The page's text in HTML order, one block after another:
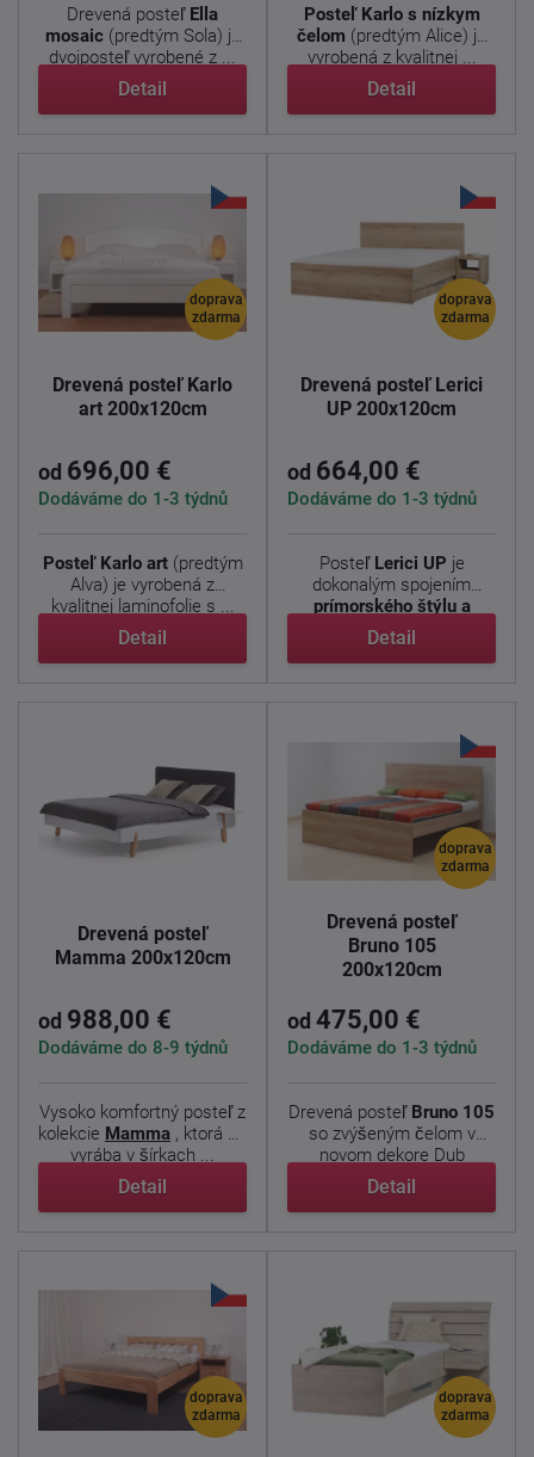
Drevená posteľ Ella
mosaic(predtým Sola) je
dvojposteľ vyrobené z ...
Detail
Posteľ Karlo s nízkym
čelom (predtým Alice) je
vyrobená z kvalitnej ...
Detail
doprava
zdarma
Drevená posteľ Karlo
art 200x120cm
od 696,00 €
Dodáváme do 1-3 týdnů
Posteľ Karlo art(predtým
Alva) je vyrobená z
kvalitnej laminofolie s ...
Detail
doprava
zdarma
Drevená posteľ Lerici
UP 200x120cm
od 664,00 €
Dodáváme do 1-3 týdnů
Posteľ Lerici UP je
dokonalým spojením
prímorského štýlu a
modernej ...
Detail
Drevená posteľ
Mamma 200x120cm
od 988,00 €
Dodáváme do 8-9 týdnů
Vysoko komfortný posteľ z
kolekcie Mamma , ktorá sa
vyrába v šírkach ...
Detail
doprava
zdarma
Drevená posteľ
Bruno 105
200x120cm
od 475,00 €
Dodáváme do 1-3 týdnů
Drevená posteľ Bruno 105
so zvýšeným čelom v
novom dekore Dub
nebraska ...
Detail
doprava
zdarma
doprava
zdarma